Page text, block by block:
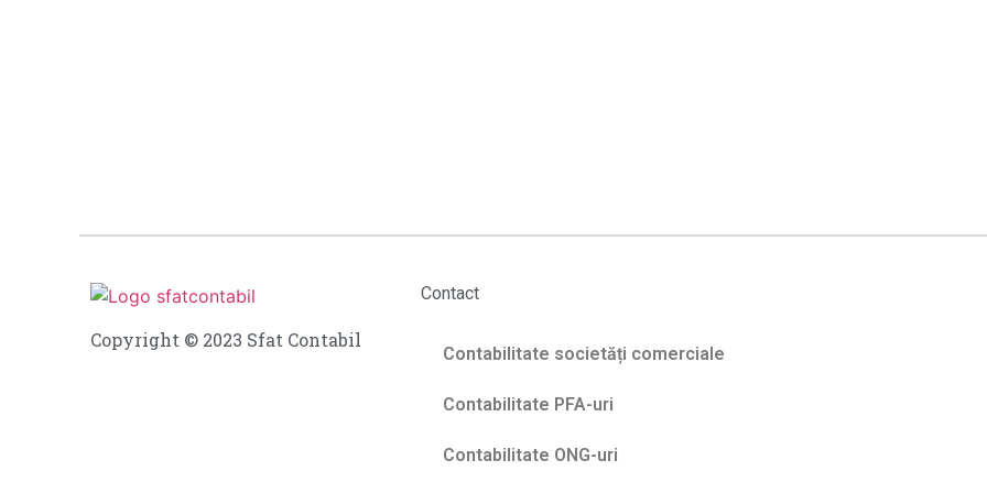
Copyright © 2023 Sfat Contabil
Contact
Contabilitate societăți comerciale
Contabilitate PFA-uri
Contabilitate ONG-uri